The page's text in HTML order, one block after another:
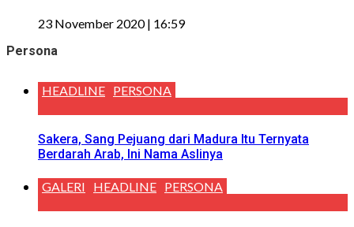
23 November 2020 | 16:59
Persona
HEADLINE PERSONA
Sakera, Sang Pejuang dari Madura Itu Ternyata
Berdarah Arab, Ini Nama Aslinya
GALERI HEADLINE PERSONA